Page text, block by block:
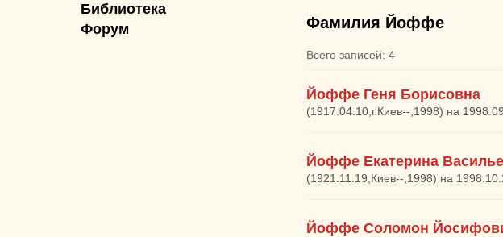
Библиотека
Форум
Фамилия Йоффе
Всего записей: 4
Йоффе Геня Борисовна
(1917.04.10,г.Киев--,1998) на
Йоффе Екатерина
(1921.11.19,Киев--,1998) на
Йоффе Соломон